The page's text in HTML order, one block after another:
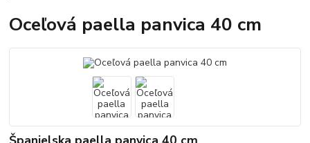
Oceľová paella panvica 40 cm